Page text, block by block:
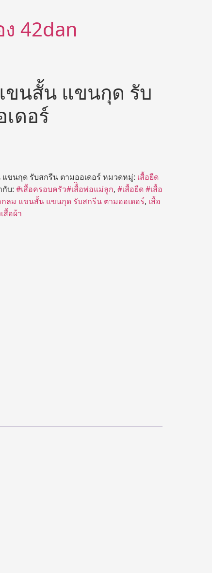
42dan
ขนสั้น แขนกุด รับ
ดอร์
ขนกุด รับสกรีน ตามออเดอร์ หมวดหมู่: เสื้อยืด
กับ: #เสื้อครอบครัว#เสื้ิอพ่อแม่ลูก, #เสื้อยืด #เสื้อ
กลม แขนสั้น แขนกุด รับสกรีน ตามออเดอร์, เสื้อ
สื้อผ้า